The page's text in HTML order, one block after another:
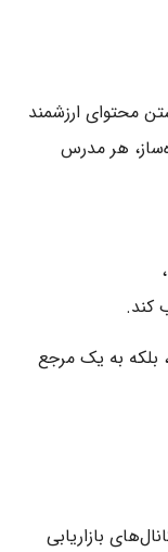
محتوای ارزشمند
هر مدرس
کند.
بلکه به یک مرجع
بازاریابی